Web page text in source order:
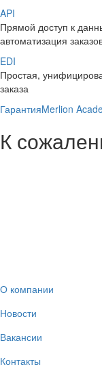
API
Прямой доступ к
автоматизация
EDI
Простая,
заказа
ГарантияMerlion
К
О компании
Новости
Вакансии
Контакты